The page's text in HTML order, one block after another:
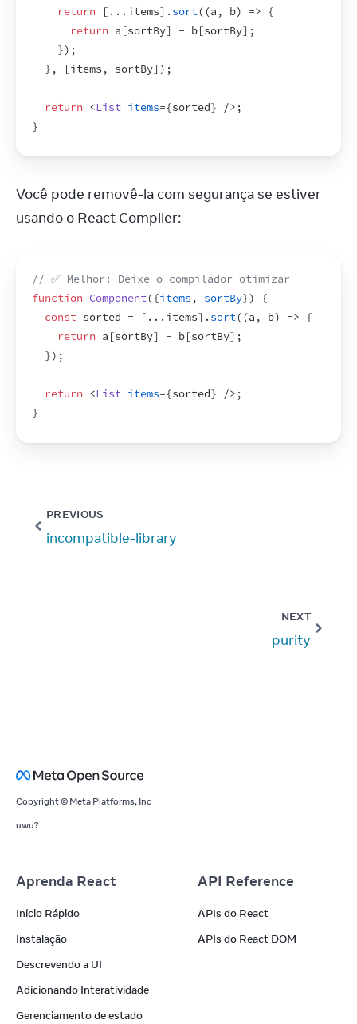
return
[ ... items] . sort((a , b) => {
return a [sortBy] - b[sortBy] ;
}) ;
} , [items , sortBy] ) ;
return <List items={sorted} /> ;
}
Você pode removê-la com segurança se estiver
usando o React Compiler:
// ✅ Melhor: Deixe o compilador otimizar
function Component({items , sortBy})
{
const sorted = [ ... items] . sort((a , b) => {
return a [sortBy] - b[sortBy] ;
}) ;
return <List items={sorted} /> ;
}
PREVIOUS
incompatible-library
NEXT
purity
Copyright © Meta Platforms, Inc
uwu?
Aprenda React
Início Rápido
Instalação
Descrevendo a UI
Adicionando Interatividade
Gerenciamento de estado
API Reference
APIs do React
APIs do React DOM